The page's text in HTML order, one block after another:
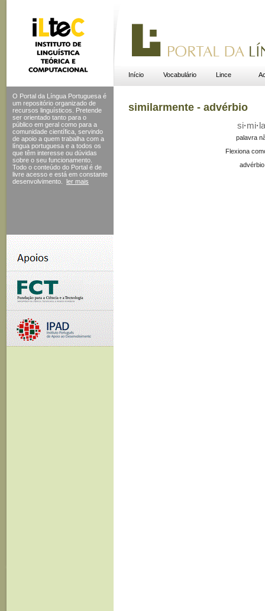
Início Vocabulário Lince
O Portal da Língua Portuguesa é
um repositório organizado de
recursos linguísticos. Pretende
ser orientado tanto para o
público em geral como para a
comunidade científica, servindo
de apoio a quem trabalha com a
língua portuguesa e a todos os
que têm interesse ou dúvidas
sobre o seu funcionamento.
Todo o conteúdo do Portal é de
livre acesso e está em constante
desenvolvimento.
ler mais
similarmente - advérbio
si·mi·
palavra
Flexiona